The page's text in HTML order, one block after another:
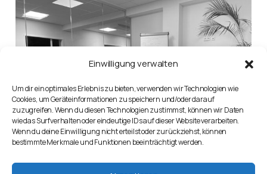
Einwilligung verwalten
Um dir ein optimales Erlebnis zu bieten, verwenden wir Technologien wie
Cookies, um Geräteinformationen zu speichern und/oder darauf
zuzugreifen. Wenn du diesen Technologien zustimmst, können wir Daten
wie das Surfverhalten oder eindeutige IDs auf dieser Website verarbeiten.
Wenn du deine Einwilligung nicht erteilst oder zurückziehst, können
bestimmte Merkmale und Funktionen beeinträchtigt werden.